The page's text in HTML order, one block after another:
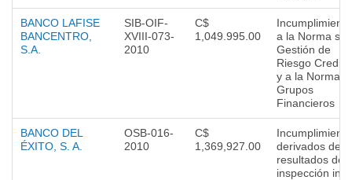
BANCO LAFISE
BANCENTRO,
S.A.
SIB-OIF-
XVIII-073-
2010
C$
1,049.995.00
a la Norma
Gestión de
Riesgo
y a la Norma
Grupos
Financieros
BANCO DEL
ÉXITO, S. A.
OSB-016-
2010
C$
1,369,927.00
derivados de
resultados de
inspección